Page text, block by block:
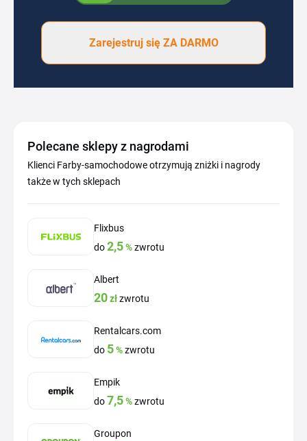
Zarejestruj się ZA DARMO
Polecane sklepy z nagrodami
Klienci Farby-samochodowe otrzymują zniżki i nagrody
także w tych sklepach
Flixbus
do2,5%zwrotu
Albert
20złzwrotu
Rentalcars.com
do 5%zwrotu
Empik
do7,5%zwrotu
Groupon